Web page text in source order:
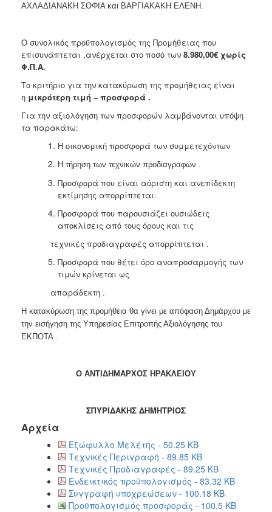
ΑΧΛΑΔΙΑΝΑΚΗ ΣΟΦΙΑ και ΒΑΡΓΙΑΚΑΚΗ ΕΛΕΝΗ.
Ο συνολικός προϋπολογισμός της Προμήθειας που
επισυνάπτεται ,ανέρχεται στο ποσό των 8.980,00€ χωρίς
Φ.Π.Α.
Το κριτήριο για την κατακύρωση της προμήθειας είναι
η μικρότερη τιμή – προσφορά .
Για την αξιολόγηση των προσφορών λαμβάνονται υπόψη
τα παρακάτω:
Η οικονομική προσφορά των συμμετεχόντων
Η τήρηση των τεχνικών προδιαγραφών .
Προσφορά που είναι αόριστη και ανεπίδεκτη
εκτίμησης απορρίπτεται.
Προσφορά που παρουσιάζει ουσιώδεις
αποκλίσεις από τους όρους και τις
τεχνικές προδιαγραφές απορρίπτεται .
Προσφορά που θέτει όρο αναπροσαρμογής των
τιμών κρίνεται ως
απαράδεκτη .
Η κατακύρωση της προμήθεια θα γίνει με απόφαση Δημάρχου με
την εισήγηση της Υπηρεσίας Επιτροπής Αξιολόγησης του
ΕΚΠΟΤΑ .
Ο ΑΝΤΙΔΗΜΑΡΧΟΣ ΗΡΑΚΛΕΙΟΥ
ΣΠΥΡΙΔΑΚΗΣ ΔΗΜΗΤΡΙΟΣ
Αρχεία
Εξώφυλλο Μελέτης - 50.25 KB
Τεχνικές Περιγραφή - 89.85 KB
Τεχνικές Προδιαγραφές - 89.25 KB
Ενδεικτικός προϋπολογισμός - 83.32 KB
Συγγραφή υποχρεώσεων - 100.18 KB
Προϋπολογισμός προσφοράς - 100.5 KB